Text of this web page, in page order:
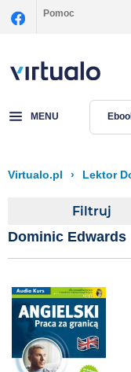
Pomoc
MENU
Virtualo.pl › Lektor
Filtruj
Dominic Edwards